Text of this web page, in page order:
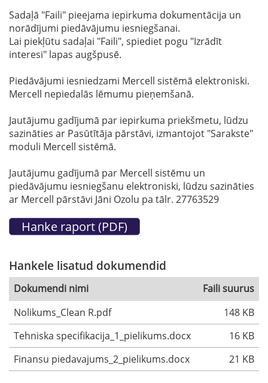
Sadaļā "Faili" pieejama iepirkuma dokumentācija un
norādījumi piedāvājumu iesniegšanai.
Lai piekļūtu sadaļai "Faili", spiediet pogu "Izrādīt
interesi" lapas augšpusē.
Piedāvājumi iesniedzami Mercell sistēmā elektroniski.
Mercell nepiedalās lēmumu pieņemšanā.
Jautājumu gadījumā par iepirkuma priekšmetu, lūdzu
sazināties ar Pasūtītāja pārstāvi, izmantojot "Sarakste"
moduli Mercell sistēmā.
Jautājumu gadījumā par Mercell sistēmu un
piedāvājumu iesniegšanu elektroniski, lūdzu sazināties
ar Mercell pārstāvi Jāni Ozolu pa tālr. 27763529
Hankele lisatud dokumendid
Dokumendi nimi
Faili suurus
Nolikums_Clean R.pdf
148 KB
Tehniska specifikacija_1_pielikums.docx
16 KB
Finansu piedavajums_2_pielikums.docx
21 KB